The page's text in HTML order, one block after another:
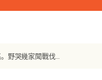
【唐诗】《閣夜》 杜甫：歲暮陰陽催短景，天涯霜雪霽寒宵。五更鼓角聲悲壯，三峽星河影動搖。野哭幾家聞戰伐，夷歌數處起漁樵。臥龍躍馬終黃土，